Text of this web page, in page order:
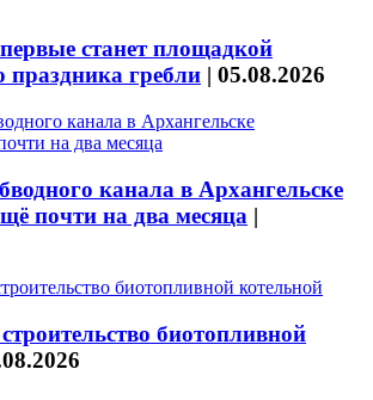
станет площадкой
праздника гребли | 05.08.2026
канала в Архангельске
почти на два месяца |
биотопливной